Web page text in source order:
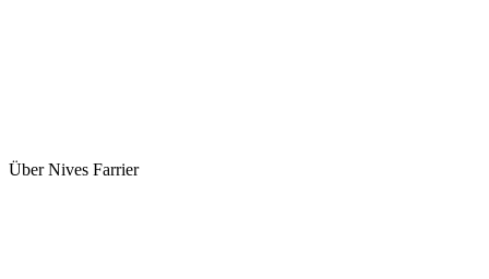
Über Nives Farrier